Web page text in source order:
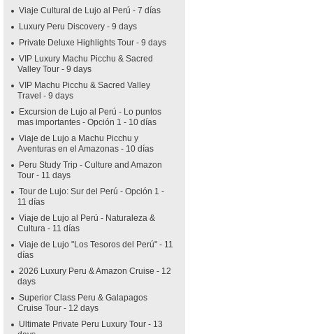
Viaje Cultural de Lujo al Perú - 7 días
Luxury Peru Discovery - 9 days
Private Deluxe Highlights Tour - 9 days
VIP Luxury Machu Picchu & Sacred
Valley Tour - 9 days
VIP Machu Picchu & Sacred Valley
Travel - 9 days
Excursion de Lujo al Perú - Lo puntos
mas importantes - Opción 1 - 10 días
Viaje de Lujo a Machu Picchu y
Aventuras en el Amazonas - 10 días
Peru Study Trip - Culture and Amazon
Tour - 11 days
Tour de Lujo: Sur del Perú - Opción 1 -
11 días
Viaje de Lujo al Perú - Naturaleza &
Cultura - 11 días
Viaje de Lujo "Los Tesoros del Perú" - 11
días
2026 Luxury Peru & Amazon Cruise - 12
days
Superior Class Peru & Galapagos
Cruise Tour - 12 days
Ultimate Private Peru Luxury Tour - 13